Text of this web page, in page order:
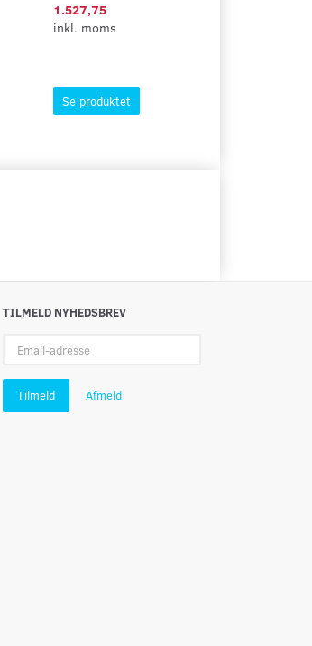
1.527,75
inkl. moms
Se produktet
TILMELD NYHEDSBREV
adresse
Tilmeld Afmeld